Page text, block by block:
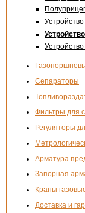
Сепараторы
Фильтры для
Регуляторы
Арматура
Запорная
Краны
Доставка и